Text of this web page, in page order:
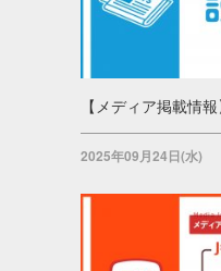
【メディア掲載情
2025年09月24日(水)